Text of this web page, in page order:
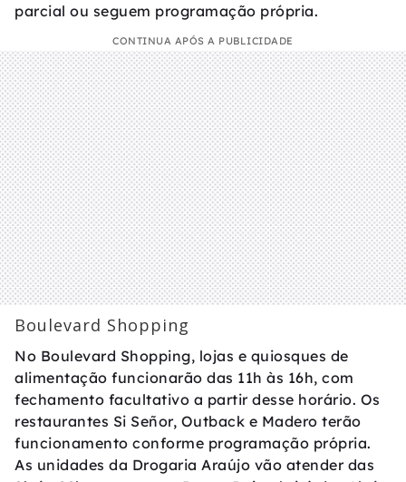
parcial ou seguem programação própria.
CONTINUA APÓS A PUBLICIDADE
Boulevard Shopping
No Boulevard Shopping, lojas e quiosques de
alimentação funcionarão das 11h às 16h, com
fechamento facultativo a partir desse horário. Os
restaurantes Si Señor, Outback e Madero terão
funcionamento conforme programação própria.
As unidades da Drogaria Araújo vão atender das